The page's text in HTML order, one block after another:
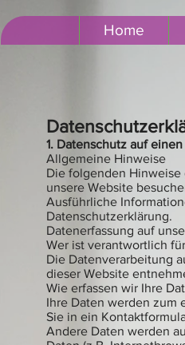
Home
1. Datenschutz auf
Allgemeine Hinweise
Die folgenden Hinweise
unsere Website
Ausführliche
Datenschutzerklärung.
Datenerfassung auf
Wer ist verantwortlich
Die Datenverarbeitung
dieser Website
Wie erfassen wir Ihre
Ihre Daten werden zum
Sie in ein
Andere Daten werden